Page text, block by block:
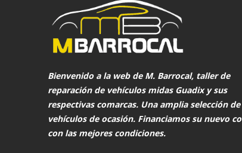
Bienvenido a la web de M. Barrocal, taller de
reparación de vehículos midas Guadix y sus
respectivas comarcas. Una amplia selección de
vehículos de ocasión. Financiamos su nuevo
con las mejores condiciones.